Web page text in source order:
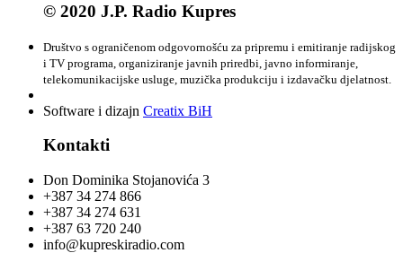
© 2020 J.P. Radio Kupres
Društvo s ograničenom odgovornošću za pripremu i emitiranje radijskog
i TV programa, organiziranje javnih priredbi, javno informiranje,
telekomunikacijske usluge, muzička produkciju i izdavačku djelatnost.
Software i dizajn Creatix BiH
Kontakti
Don Dominika Stojanovića 3
+387 34 274 866
+387 34 274 631
+387 63 720 240
info@kupreskiradio.com